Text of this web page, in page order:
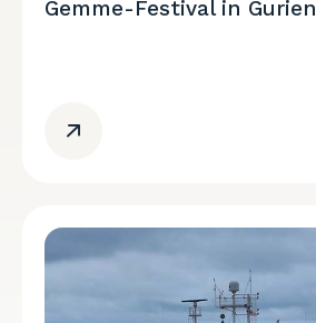
Gemme-Festival in Gurien